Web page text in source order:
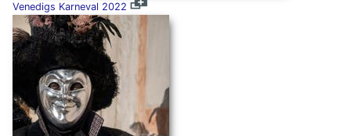
Venedigs Karneval 2022